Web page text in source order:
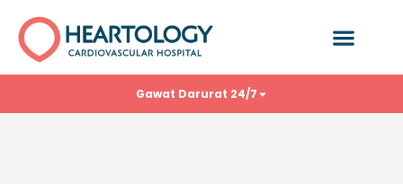
Gawat Darurat 24/7